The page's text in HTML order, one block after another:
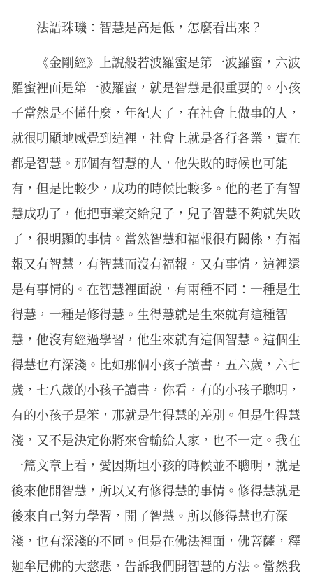
法語珠璣：智慧是高是低，怎麼看出來？
《金剛經》上說般若波羅蜜是第一波羅蜜，六波
羅蜜裡面是第一波羅蜜，就是智慧是很重要的。小孩
子當然是不懂什麼，年紀大了，在社會上做事的人，
就很明顯地感覺到這裡，社會上就是各行各業，實在
都是智慧。那個有智慧的人，他失敗的時候也可能
有，但是比較少，成功的時候比較多。他的老子有智
慧成功了，他把事業交給兒子，兒子智慧不夠就失敗
了，很明顯的事情。當然智慧和福報很有關係，有福
報又有智慧，有智慧而沒有福報，又有事情，這裡還
是有事情的。在智慧裡面說，有兩種不同：一種是生
得慧，一種是修得慧。生得慧就是生來就有這種智
慧，他沒有經過學習，他生來就有這個智慧。這個生
得慧也有深淺。比如那個小孩子讀書，五六歲，六七
歲，七八歲的小孩子讀書，你看，有的小孩子聰明，
有的小孩子是笨，那就是生得慧的差別。但是生得慧
淺，又不是決定你將來會輸給人家，也不一定。我在
一篇文章上看，愛因斯坦小孩的時候並不聰明，就是
後來他開智慧，所以又有修得慧的事情。修得慧就是
後來自己努力學習，開了智慧。所以修得慧也有深
淺，也有深淺的不同。但是在佛法裡面，佛菩薩，釋
迦牟尼佛的大慈悲，告訴我們開智慧的方法。當然我